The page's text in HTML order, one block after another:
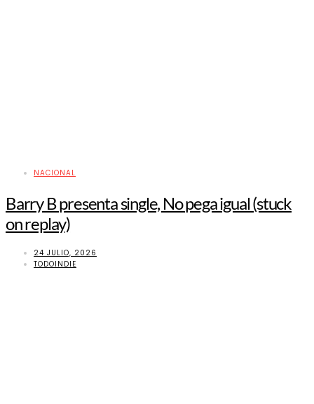
NACIONAL
Barry B presenta single, No pega igual (stuck
on replay)
24 JULIO, 2026
TODOINDIE